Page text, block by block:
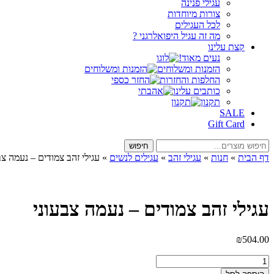
עגילי פנינה
צורות מיוחדות
לכל העגילים
מה זה עגיל היפואלרגני ?
קצת עלינו
נעים מאוד!
הזמנות ומשלוחים
החלפות והחזרות
כותבים עלינו
תקנון
SALE
Gift Card
חיפוש
עבור:
חיפוש
דף הבית » חנות » עגילי זהב » עגילים לנשים » עגילי זהב צמודים – נעמה
עגילי זהב צמודים – נעמה צבעוני
₪504.00
כמות
של